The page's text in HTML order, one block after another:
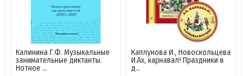
Калинина Г.Ф. Музыкальные
занимательные диктанты.
Нотное ...
Каплунова И., Новоскольцева
И.Ах, карнавал! Праздники в
д...